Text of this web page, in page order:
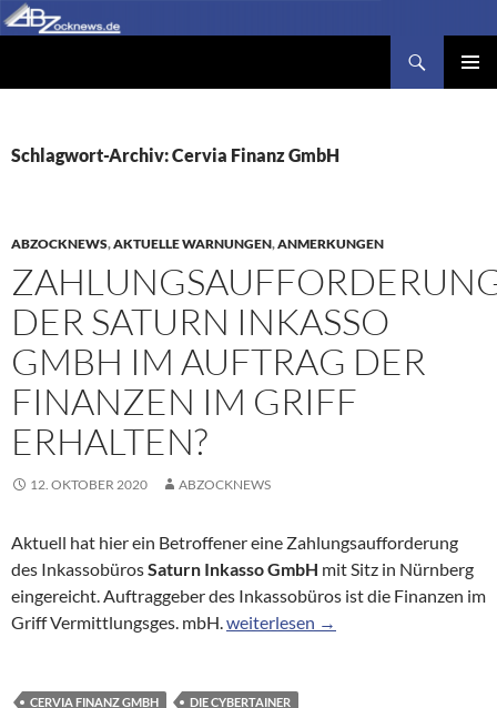
Zum
Inhalt
Schlagwort-Archiv: Cervia Finanz GmbH
ABZOCKNEWS,AKTUELLE WARNUNGEN,ANMERKUNGEN
DER SATURN INKASSO
GMBH IM AUFTRAG DER
FINANZEN IM GRIFF
ERHALTEN?
12. OKTOBER 2020 ABZOCKNEWS
Aktuell hat hier ein Betroffener eine Zahlungsaufforderung
des InkassobürosSaturn Inkasso GmbH mit Sitz in Nürnberg
eingereicht. Auftraggeber des Inkassobüros ist die Finanzen im
Griff Vermittlungsges. mbH.Zahlungsaufforderung der Saturn
weiterlesen →
CERVIA FINANZ GMBH
DIE CYBERTAINER